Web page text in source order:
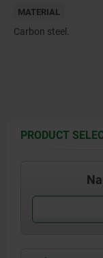
MATERIAL
Carbon steel.
PRODUCT